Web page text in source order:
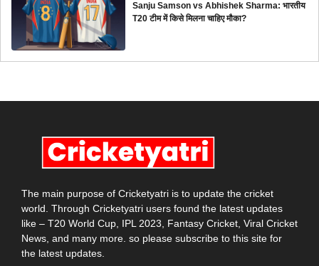
Sanju Samson vs Abhishek Sharma: भारतीय
T20 टीम में किसे मिलना चाहिए मौका?
The main purpose of Cricketyatri is to update the cricket
world. Through Cricketyatri users found the latest updates
like – T20 World Cup, IPL 2023, Fantasy Cricket, Viral Cricket
News, and many more. so please subscribe to this site for
the latest updates.